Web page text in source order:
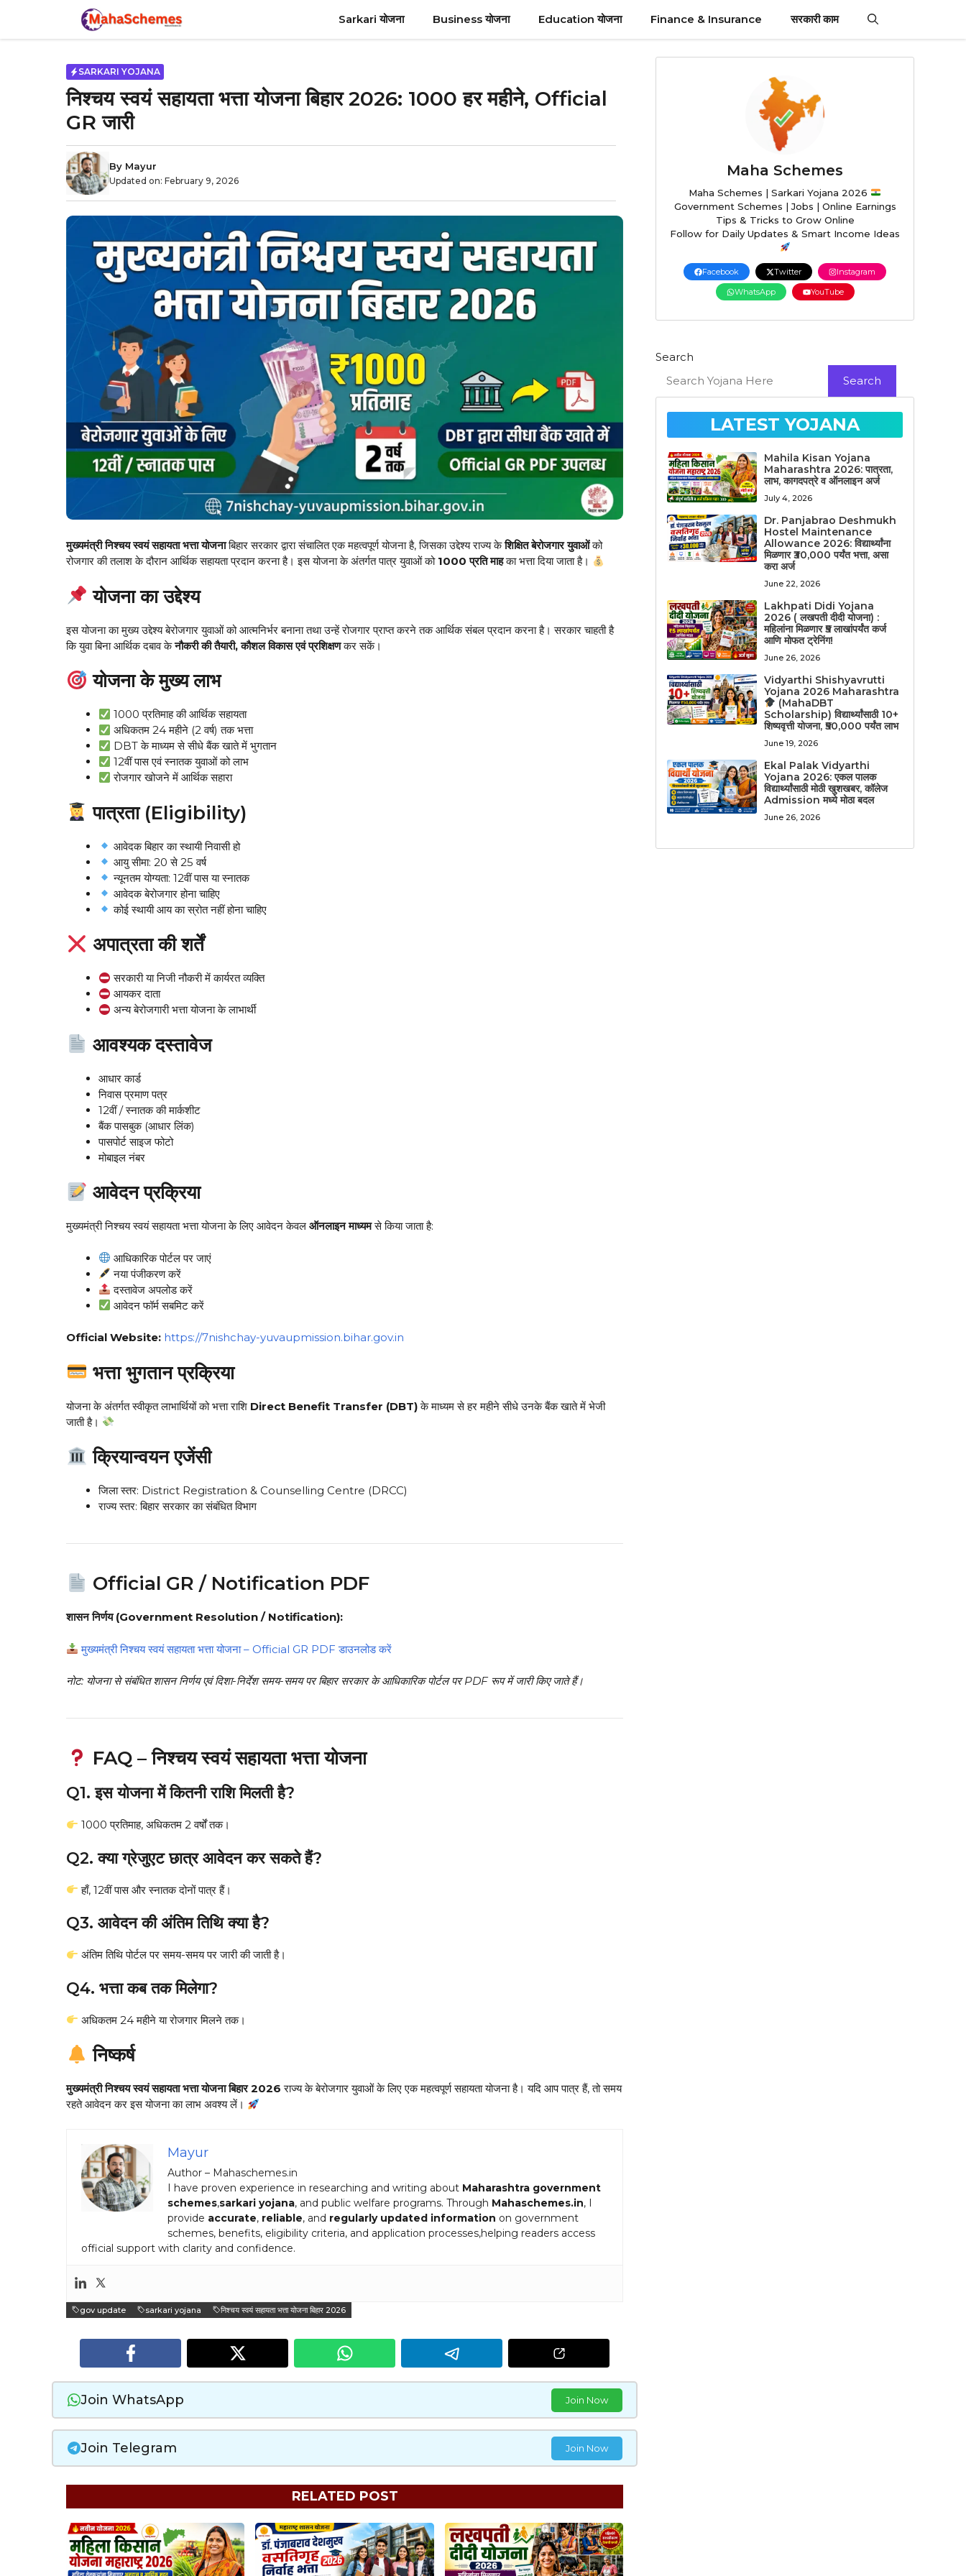
content
Sarkari योजना Business योजना Education योजना Finance & Insurance सरकारी काम
SARKARI YOJANA
निश्चय स्वयं सहायता भत्ता योजना बिहार 2026: ₹1000 हर महीने, Official
GR जारी
By Mayur
Updated on: February 9, 2026
मुख्यमंत्री निश्चय स्वयं सहायता भत्ता योजनाबिहार सरकार द्वारा संचालित एक महत्वपूर्ण योजना है, जिसका उद्देश्य राज्य केशिक्षित बेरोजगार युवाओंको
रोजगार की तलाश के दौरान आर्थिक सहायता प्रदान करना है। इस योजना के अंतर्गत पात्र युवाओं को ₹1000 प्रति माहका भत्ता दिया जाता है।
योजना का उद्देश्य
इस योजना का मुख्य उद्देश्य बेरोजगार युवाओं को आत्मनिर्भर बनाना तथा उन्हें रोजगार प्राप्त करने तक आर्थिक संबल प्रदान करना है। सरकार चाहती है
कि युवा बिना आर्थिक दबाव केनौकरी की तैयारी, कौशल विकास एवं प्रशिक्षणकर सकें।
योजना के मुख्य लाभ
₹1000 प्रतिमाह की आर्थिक सहायता
अधिकतम 24 महीने (2 वर्ष) तक भत्ता
DBT के माध्यम से सीधे बैंक खाते में भुगतान
12वीं पास एवं स्नातक युवाओं को लाभ
रोजगार खोजने में आर्थिक सहारा
पात्रता (Eligibility)
आवेदक बिहार का स्थायी निवासी हो
आयु सीमा: 20 से 25 वर्ष
न्यूनतम योग्यता: 12वीं पास या स्नातक
आवेदक बेरोजगार होना चाहिए
कोई स्थायी आय का स्रोत नहीं होना चाहिए
अपात्रता की शर्तें
सरकारी या निजी नौकरी में कार्यरत व्यक्ति
आयकर दाता
अन्य बेरोजगारी भत्ता योजना के लाभार्थी
आवश्यक दस्तावेज
आधार कार्ड
निवास प्रमाण पत्र
12वीं / स्नातक की मार्कशीट
बैंक पासबुक (आधार लिंक)
पासपोर्ट साइज फोटो
मोबाइल नंबर
आवेदन प्रक्रिया
मुख्यमंत्री निश्चय स्वयं सहायता भत्ता योजना के लिए आवेदन केवल ऑनलाइन माध्यमसे किया जाता है:
आधिकारिक पोर्टल पर जाएं
नया पंजीकरण करें
दस्तावेज अपलोड करें
आवेदन फॉर्म सबमिट करें
Official Website: https://7nishchay-yuvaupmission.bihar.gov.in
भत्ता भुगतान प्रक्रिया
योजना के अंतर्गत स्वीकृत लाभार्थियों को भत्ता राशि Direct Benefit Transfer (DBT)के माध्यम से हर महीने सीधे उनके बैंक खाते में भेजी
जाती है।
क्रियान्वयन एजेंसी
जिला स्तर: District Registration & Counselling Centre (DRCC)
राज्य स्तर: बिहार सरकार का संबंधित विभाग
Official GR / Notification PDF
शासन निर्णय (Government Resolution / Notification):
मुख्यमंत्री निश्चय स्वयं सहायता भत्ता योजना – Official GR PDF डाउनलोड करें
नोट: योजना से संबंधित शासन निर्णय एवं दिशा-निर्देश समय-समय पर बिहार सरकार के आधिकारिक पोर्टल पर PDF रूप में जारी किए जाते हैं।
FAQ – निश्चय स्वयं सहायता भत्ता योजना
Q1. इस योजना में कितनी राशि मिलती है?
₹1000 प्रतिमाह, अधिकतम 2 वर्षों तक।
Q2. क्या ग्रेजुएट छात्र आवेदन कर सकते हैं?
हाँ, 12वीं पास और स्नातक दोनों पात्र हैं।
Q3. आवेदन की अंतिम तिथि क्या है?
अंतिम तिथि पोर्टल पर समय-समय पर जारी की जाती है।
Q4. भत्ता कब तक मिलेगा?
अधिकतम 24 महीने या रोजगार मिलने तक।
निष्कर्ष
मुख्यमंत्री निश्चय स्वयं सहायता भत्ता योजना बिहार 2026 राज्य के बेरोजगार युवाओं के लिए एक महत्वपूर्ण सहायता योजना है। यदि आप पात्र हैं, तो समय
रहते आवेदन कर इस योजना का लाभ अवश्य लें।
Mayur
Author – Mahaschemes.in
I have proven experience in researching and writing about Maharashtra government
schemes,sarkari yojana, and public welfare programs. Through Mahaschemes.in, I
provide accurate, reliable, and regularly updated information on government
schemes, benefits, eligibility criteria, and application processes,helping readers access
official support with clarity and confidence.
gov update sarkari yojana निश्चय स्वयं सहायता भत्ता योजना बिहार 2026
Join WhatsApp Join Now
Join Telegram Join Now
RELATED POST
Maha Schemes
Maha Schemes | Sarkari Yojana 2026
Government Schemes | Jobs | Online Earnings
Tips & Tricks to Grow Online
Follow for Daily Updates & Smart Income Ideas
Facebook Twitter
Instagram
WhatsApp
YouTube
Search
Search
LATEST YOJANA
Mahila Kisan Yojana
Maharashtra 2026: पात्रता,
लाभ, कागदपत्रे व ऑनलाइन अर्ज
July 4, 2026
Dr. Panjabrao Deshmukh
Hostel Maintenance
Allowance 2026: विद्यार्थ्यांना
मिळणार ₹30,000 पर्यंत भत्ता, असा
करा अर्ज
June 22, 2026
Lakhpati Didi Yojana
2026 ( लखपती दीदी योजना) :
महिलांना मिळणार ₹5 लाखांपर्यंत कर्ज
आणि मोफत ट्रेनिंग!
June 26, 2026
Vidyarthi Shishyavrutti
Yojana 2026 Maharashtra
(MahaDBT
Scholarship) विद्यार्थ्यांसाठी 10+
शिष्यवृत्ती योजना, ₹50,000 पर्यंत लाभ
June 19, 2026
Ekal Palak Vidyarthi
Yojana 2026: एकल पालक
विद्यार्थ्यांसाठी मोठी खुशखबर, कॉलेज
Admission मध्ये मोठा बदल
June 26, 2026